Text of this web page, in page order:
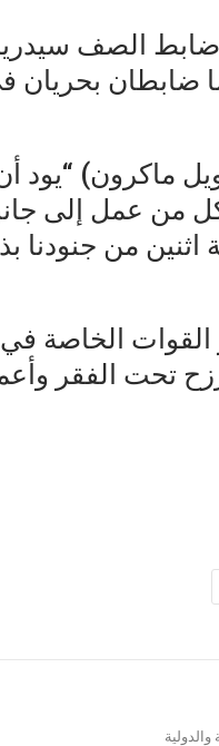
ضابط الصف
ضابطان بحريان
ماكرون) “يود
من عمل إلى
من جنودنا
القوات الخاصة
تحت الفقر